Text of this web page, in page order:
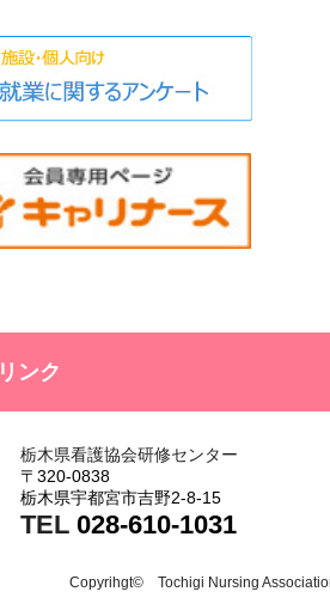
リンク
栃木県看護協会研修センター
〒320-0838
栃木県宇都宮市吉野2-8-15
TEL 028-610-1031
Copyrihgt© Tochigi Nursing